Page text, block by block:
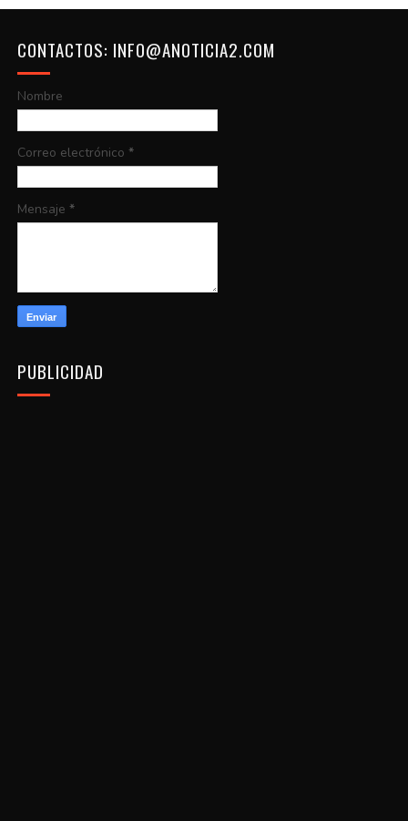
CONTACTOS: INFO@ANOTICIA2.COM
Nombre
Correo electrónico *
Mensaje *
PUBLICIDAD